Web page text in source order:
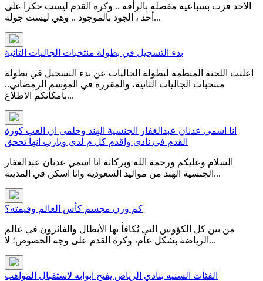
الأحد فزت بسباعيه مفصله بالرأفه .. وكره القدم ليست حكرا على
أحد ، الجود بالموجود .. وهي ليست جوله...
بدء التسجيل في بطولة منتخبات الجاليات الثانية
اعلنت اللجنة المنظمه لبطولة الجاليات عن بدء التسجيل في بطولة
منتخبات الجاليات الثانية، والمقررة في الموسم الرمضاني..
بامكانكم الاطلاع...
انا اسمي عدنان عبدالغفار الجنسية الهند وحلمي ان العب كورة
القدم في نادي واقدم كل م لدي ويارب انها تححق
السلام وعليكم ورحمة الله وبركاتة انا اسمي عدنان عبدالغفار
الجنسية الهند من مواليد السعودية وانا اسكن في المدينة...
كم وزن مجسم كأس العالم وقيمته؟
من بين كل الكؤوس التي يُكافأ بها الأبطال والفائزون في عالم
الرياضة بشكل عام، وكرة القدم على وجه الخصوص؛ لا...
الفئات السنيه بنادي الرياض يفتح ابوابه لاستقبال المواهب